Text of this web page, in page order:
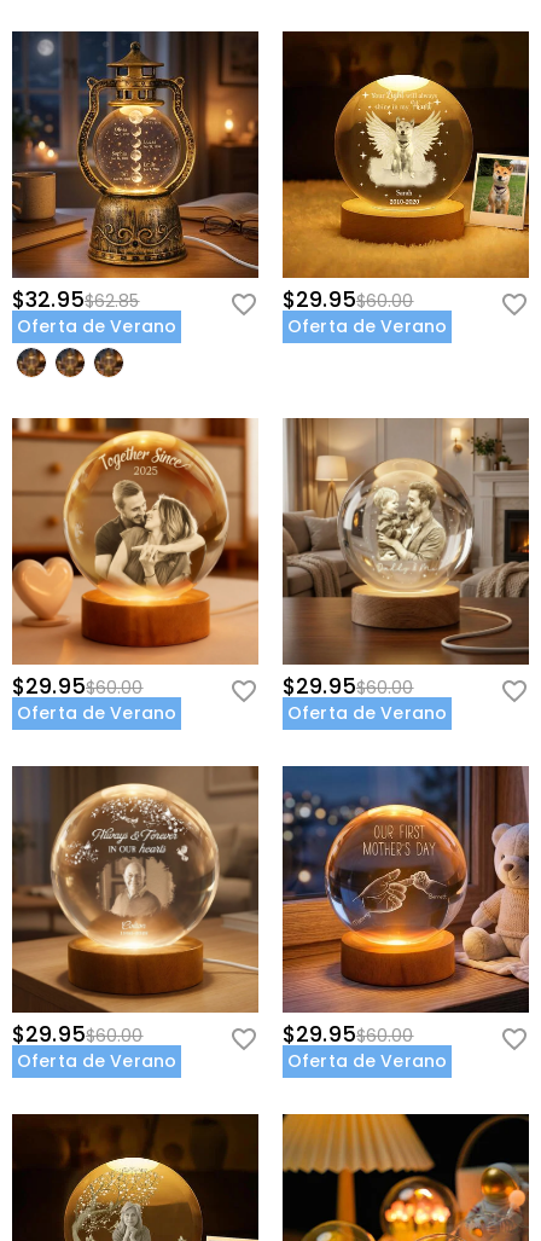
$32.95$62.85
Oferta de Verano
$29.95$60.00
Oferta de Verano
$29.95$60.00
Oferta de Verano
$29.95$60.00
Oferta de Verano
$29.95$60.00
Oferta de Verano
$29.95$60.00
Oferta de Verano